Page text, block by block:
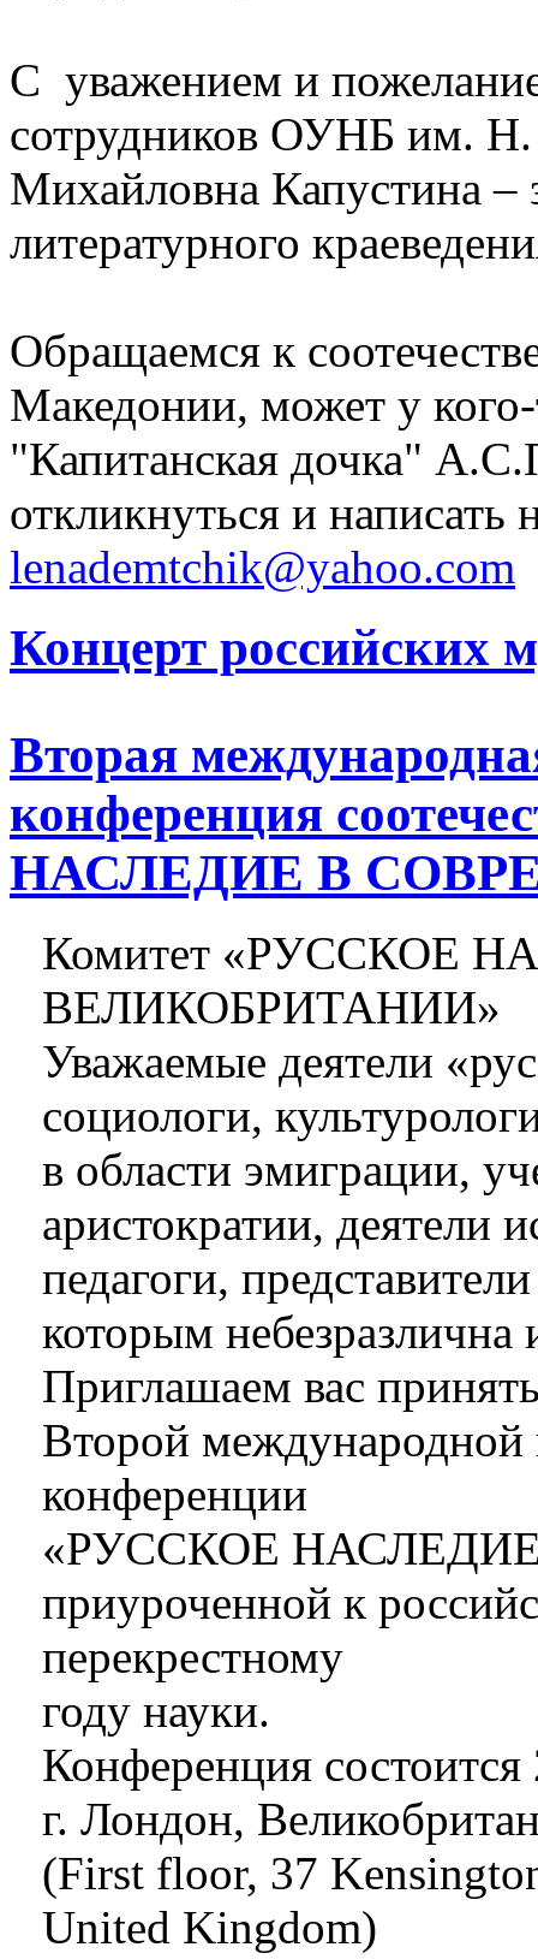
С уважением и
сотрудников ОУНБ им.
Михайловна Капустина –
литературного
Обращаемся к
Македонии, может у
"Капитанская дочка"
откликнуться и написать
lenademtchik@yahoo.com
Концерт российских
Вторая
конференция
НАСЛЕДИЕ В
Комитет «РУССКОЕ
ВЕЛИКОБРИТАНИИ»
Уважаемые деятели
социологи,
в области эмиграции,
аристократии, деятели
педагоги,
которым небезразлична
Приглашаем вас
Второй международной
конференции
«РУССКОЕ
приуроченной к
перекрестному
году науки.
Конференция
г. Лондон,
(First floor, 37
United Kingdom)